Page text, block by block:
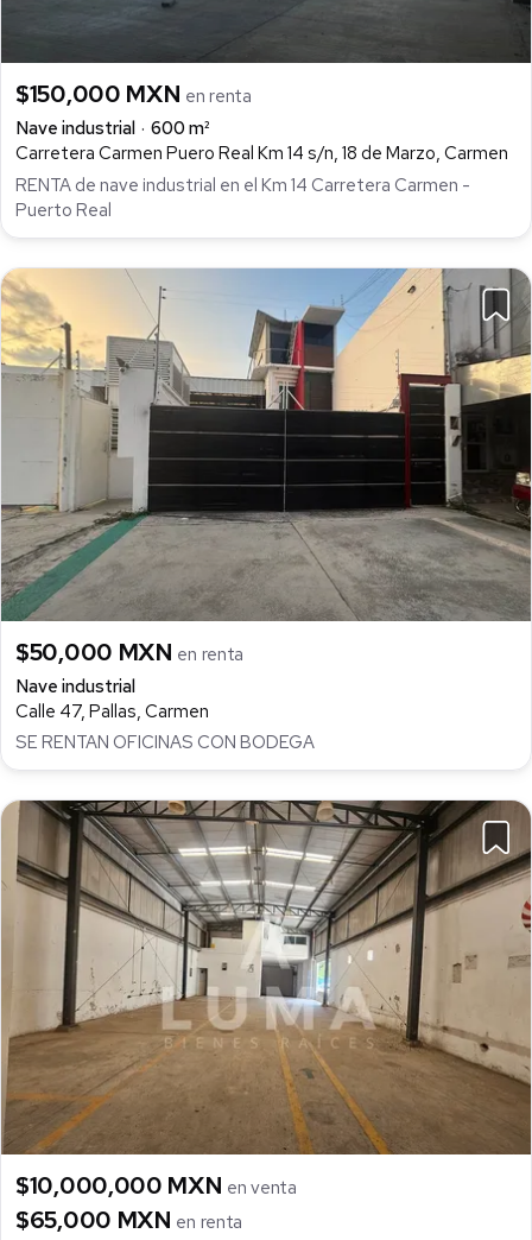
$150,000 MXN en renta
Nave industrial
600 m²
Carretera Carmen Puero Real Km 14 s/n, 18 de Marzo, Carmen
RENTA de nave industrial en el Km 14 Carretera Carmen -
Puerto Real
$50,000 MXN en renta
Nave industrial
Calle 47, Pallas, Carmen
SE RENTAN OFICINAS CON BODEGA
$10,000,000 MXN en venta
$65,000 MXN en renta